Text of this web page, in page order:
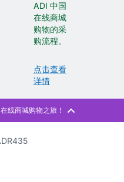
ADI 中国
在线商城
购物的采
购流程。
点击查看
详情